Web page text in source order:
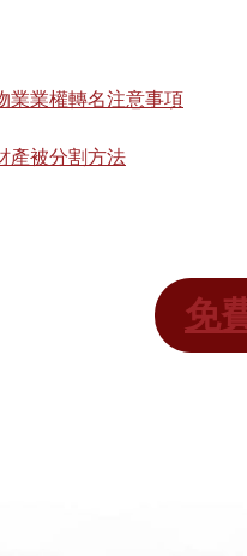
業業權轉名注意事項
產被分割方法
免